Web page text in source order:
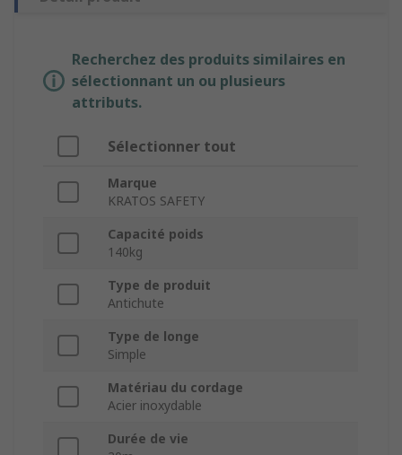
Recherchez des produits similaires en
sélectionnant un ou plusieurs
attributs.
Sélectionner tout
Marque
KRATOS SAFETY
Capacité poids
140kg
Type de produit
Antichute
Type de longe
Simple
Matériau du cordage
Acier inoxydable
Durée de vie